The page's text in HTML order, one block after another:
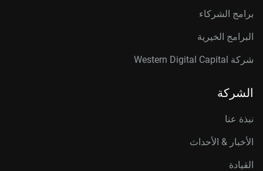
برامج الشركاء
البرامج الخيرية
شركة Western Digital Capital
الشركة
نبذة عنا
الأخبار & الأحداث
القيادة